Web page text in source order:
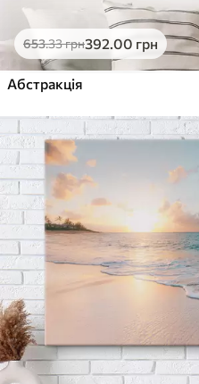
653.33грн392.00 грн
Абстракція